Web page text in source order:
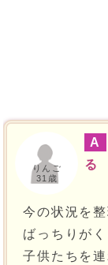
りんご
31歳
A
る
今の状況を
ばっちりが
子供たちを